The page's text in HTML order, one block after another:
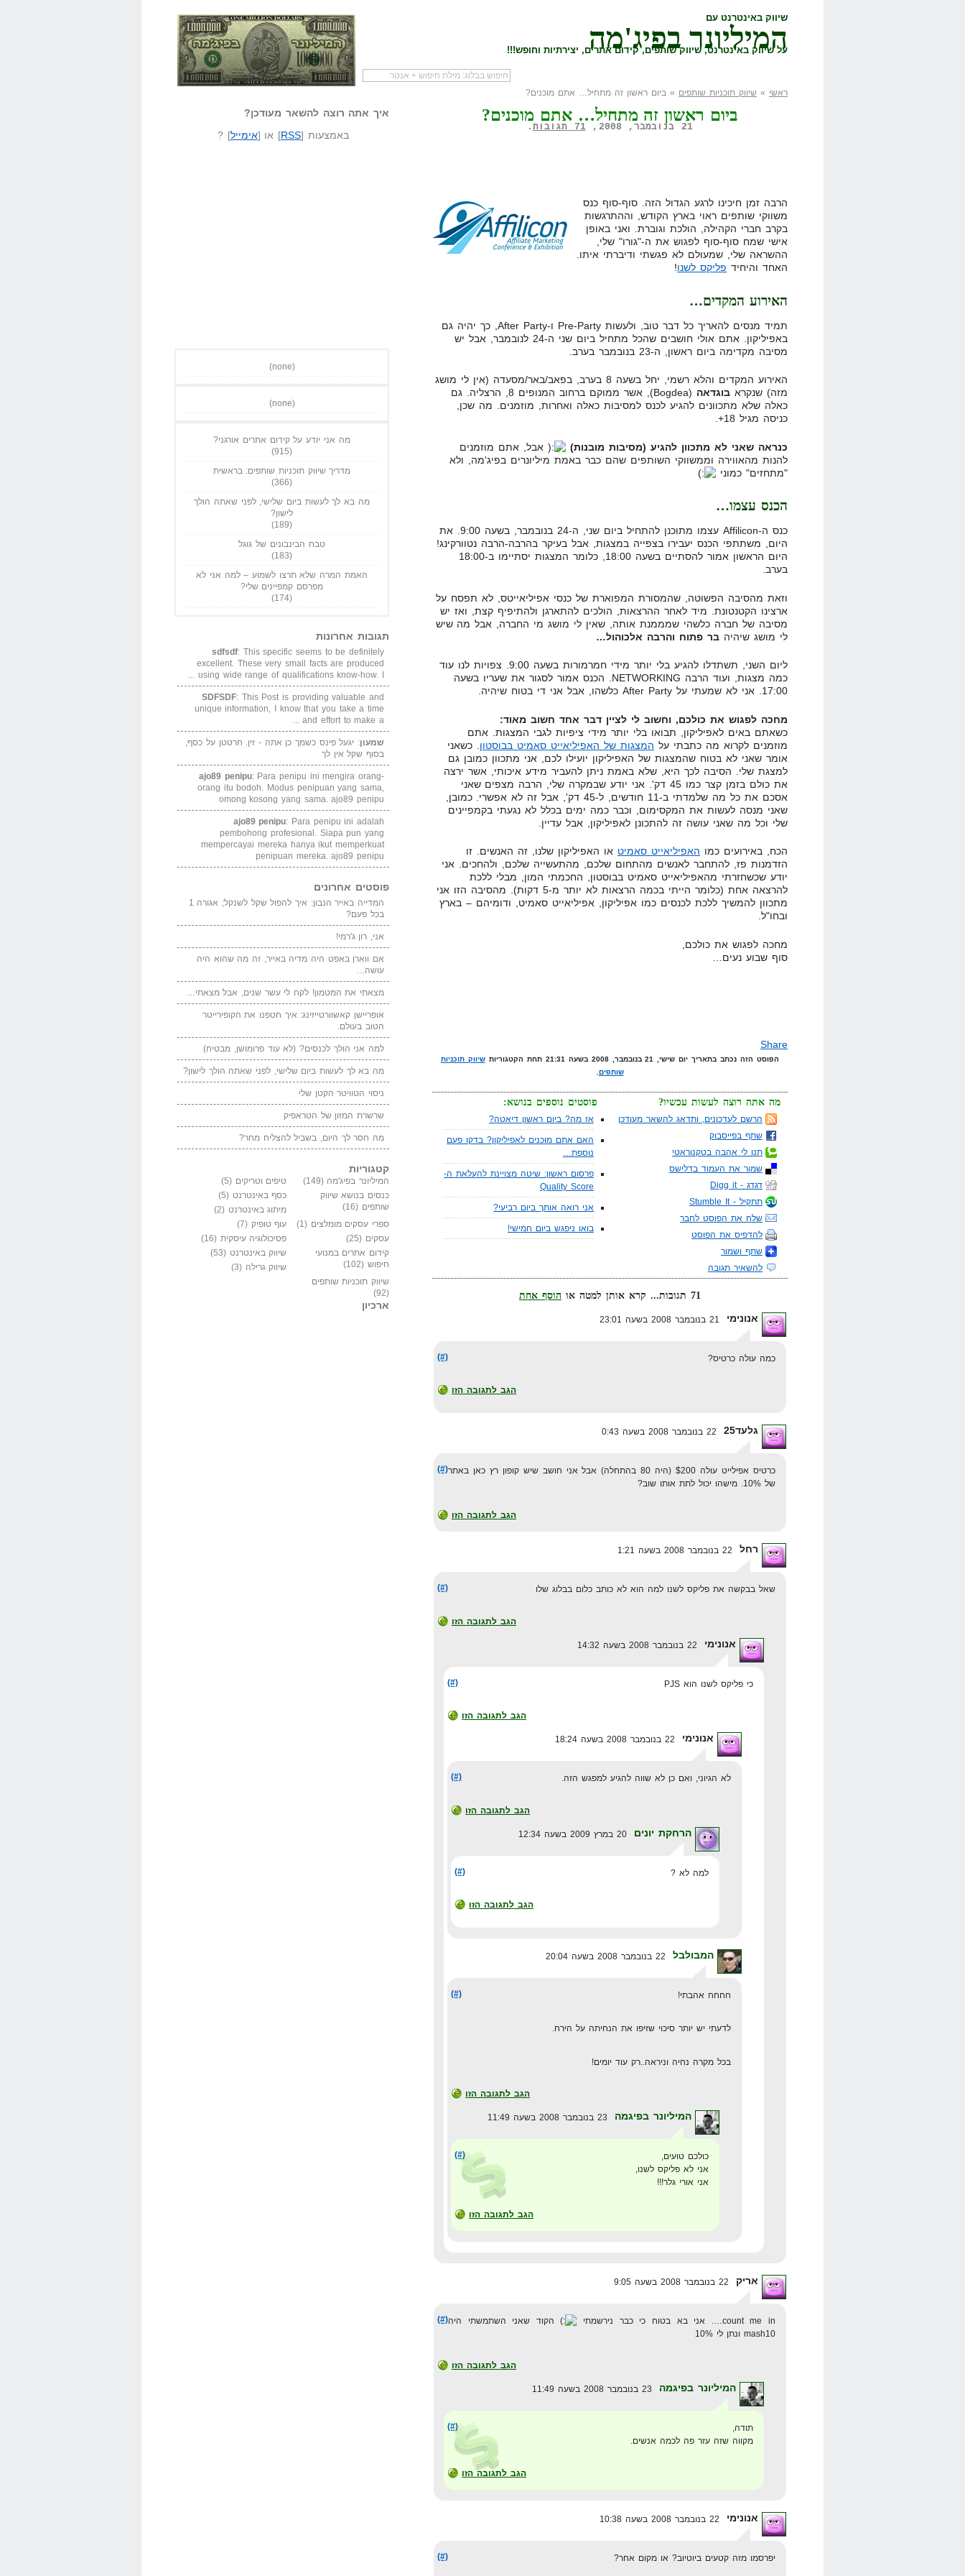
שיווק באינטרנט עם
המיליונר בפיג'מה
על שיווק באינטרנט, שיווק שותפים, קידום אתרים, יצירתיות וחופש!!!
שאל שאלה המיליונר בפיג'מה שיווק שותפים הבלוג
ראשי » שיווק תוכניות שותפים » ביום ראשון זה מתחיל… אתם מוכנים?
ביום ראשון זה מתחיל… אתם מוכנים?
21 בנובמבר, 2008, 71 תגובות .
הרבה זמן חיכינו לרגע הגדול הזה. סוף-סוף כנס
משווקי שותפים ראוי בארץ הקודש, וההתרגשות
בקרב חברי הקהילה, הולכת וגוברת. ואני באופן
אישי שמח סוף-סוף לפגוש את ה-"גורו" שלי,
ההשראה שלי, שמעולם לא פגשתי ודיברתי איתו.
האחד והיחיד פליקס לשנו!
האירוע המקדים…
תמיד מנסים להאריך כל דבר טוב, ולעשות Pre-Party ו-After Party, כך יהיה גם
באפיליקון. אתם אולי חושבים שהכל מתחיל ביום שני ה-24 לנובמבר, אבל יש
מסיבה מקדימה ביום ראשון, ה-23 בנובמבר בערב.
האירוע המקדים והלא רשמי, יחל בשעה 8 בערב, בפאב/באר/מסעדה (אין לי מושג
מזה) שנקרא בוגדאה
(Bogdea), אשר ממוקם ברחוב המנופים 8, הרצליה. גם
כאלה שלא מתכוונים להגיע לכנס למסיבות כאלה ואחרות, מוזמנים. מה שכן,
כניסה מגיל 18+.
כנראה שאני לא מתכוון להגיע (מסיבות מובנות)
אבל, אתם מוזמנים
להנות מהאווירה וממשווקי השותפים שהם כבר באמת מיליונרים בפיג'מה, ולא
"מתחזים" כמוני
הכנס עצמו…
כנס ה-Affilicon עצמו מתוכנן להתחיל ביום שני, ה-24 בנובמבר, בשעה 9:00. את
היום, משתתפי הכנס יעבירו בצפייה במצגות, אבל בעיקר בהרבה-הרבה נטוורקינג!
היום הראשון אמור להסתיים בשעה 18:00, כלומר המצגות יסתיימו ב-18:00
בערב.
וזאת מהסיבה הפשוטה, שהמסורת המפוארת של כנסי אפיליאייטס, לא תפסח על
ארצינו הקטנטונת. מיד לאחר ההרצאות, הולכים להתארגן ולהתיפיף קצת, ואז יש
מסיבה של חברה כלשהי שמממנת אותה, שאין לי מושג מי החברה, אבל מה שיש
לי מושג שיהיה בר פתוח והרבה אלכוהול…
ליום השני, תשתדלו להגיע בלי יותר מידי חמרמורות בשעה 9:00. צפויות לנו עוד
כמה מצגות, ועוד הרבה NETWORKING. הכנס אמור לסגור את שעריו בשעה
17:00. אני לא שמעתי על After Party כלשהו, אבל אני די בטוח שיהיה.
מחכה לפגוש את כולכם, וחשוב לי לציין דבר אחד חשוב מאוד:
כשאתם באים לאפיליקון, תבואו בלי יותר מידי ציפיות לגבי המצגות. אתם
מוזמנים לקרוא מה כתבתי על המצגות של האפיליאייט סאמיט בבוסטון . כשאני
אומר שאני לא בטוח שהמצגות של האפיליקון יועילו לכם, אני מתכוון כמובן גם
למצגת שלי. הסיבה לכך היא, שלא באמת ניתן להעביר מידע איכותי, אשר ירצה
את כולם בזמן קצר כמו 45 דק'. אני יודע שבמקרה שלי, הרבה מצפים שאני
אסכם את כל מה שלמדתי ב-11 חודשים, ל-45 דק', אבל זה לא אפשרי. כמובן,
שאני מנסה לעשות את המקסימום, וכבר כמה ימים בכלל לא נגעתי בקמפיינים
שלי וכל מה שאני עושה זה להתכונן לאפיליקון, אבל עדיין.
הכח, באירועים כמו האפיליאייט סאמיט או האפיליקון שלנו, זה האנשים. זו
הזדמנות פז, להתחבר לאנשים מהתחום שלכם, מהתעשייה שלכם, ולהחכים. אני
יודע שכשחזרתי מהאפיליאייט סאמיט בבוסטון, החכמתי המון, מבלי ללכת
להרצאה אחת (כלומר הייתי בכמה הרצאות לא יותר מ-5 דקות). מהסיבה הזו אני
מתכוון להמשיך ללכת לכנסים כמו אפיליקון, אפיליאייט סאמיט, ודומיהם – בארץ
ובחו"ל.
מחכה לפגוש את כולכם,
סוף שבוע נעים…
Share
הפוסט הזה נכתב בתאריך יום שישי, 21 בנובמבר, 2008 בשעה 21:31 תחת הקטגוריות
שיווק תוכניות
שותפים
פוסטים נוספים בנושא:
אז מה? ביום ראשון דיאטה?
האם אתם מוכנים לאפיליקון? בדקו פעם
נוספת…
פרסום ראשון: שיטה מצויינת להעלאת ה-
Quality Score
אני רואה אותך ביום רביעי?
בואו ניפגש ביום חמישי!
מה אתה רוצה לעשות עכשיו?
הרשם לעדכונים, ותדאג להשאר מעודכן
שתף בפייסבוק
תנו לי אהבה בטקנוראטי
שמור את העמוד בדלישס
דגדג - Digg it
תתקיל - Stumble It
שלח את הפוסט לחבר
להדפיס את הפוסט
שתף ושמור
להשאיר תגובה
71 תגובות... קרא אותן למטה או
הוסף אחת
אנונימי
(#) כמה עולה כרטיס?
הגב לתגובה הזו
גלעד25
(#)כרטיס אפילייט עולה $200 (היה 80 בהתחלה) אבל אני חושב שיש קופון רץ כאן באתר
של 10%. מישהו יכול לתת אותו שוב?
הגב לתגובה הזו
רחל
(#) שאל בבקשה את פליקס לשנו למה הוא לא כותב כלום בבלוג שלו
הגב לתגובה הזו
אנונימי
(#) כי פליקס לשנו הוא PJS
הגב לתגובה הזו
אנונימי
(#) לא הגיוני, ואם כן לא שווה להגיע למפגש הזה.
הגב לתגובה הזו
הרחקת יונים
(#) למה לא ?
הגב לתגובה הזו
המבולבל
(#) חחחח אהבתי!
לדעתי יש יותר סיכוי שזיפו את הנחיתה על הירח.
בכל מקרה נחיה וניראה..רק עוד יומים!
הגב לתגובה הזו
המיליונר בפיגמה
(#)
כולכם טועים,
אני לא פליקס לשנו,
אני אורי גלר!!!
הגב לתגובה הזו
אריק
(#) count me in…. אני בא בטוח כי כבר נירשמתי
הקוד שאני השתמשתי היה
mash10 ונתן לי 10%
הגב לתגובה הזו
המיליונר בפיגמה
(#)
תודה,
מקווה שזה עזר פה לכמה אנשים.
הגב לתגובה הזו
אנונימי
(#) יפרסמו מזה קטעים ביוטיוב? או מקום אחר?
איך אתה רוצה להשאר מעודכן?
באמצעות [RSS] או [אימייל] ?
(none)
(none)
מה אני יודע על קידום אתרים אורגני?
(915)
מדריך שיווק תוכניות שותפים: בראשית
(366)
מה בא לך לעשות ביום שלישי, לפני שאתה הולך
לישון?
(189)
טבח הבינבונים של גוגל
(183)
האמת המרה שלא תרצו לשמוע – למה אני לא
מפרסם קמפיינים שלי?
(174)
תגובות אחרונות
sdfsdf: This specific seems to be definitely
excellent. These very small facts are produced
using wide range of qualifications know-how. I ...
SDFSDF: This Post is providing valuable and
unique information, I know that you take a time
and effort to make a ...
שמעון: יגעל פינס כשמך כן אתה - זין. חרטטן על כסף,
בסוף שקל אין לך
ajo89 penipu: Para penipu ini mengira orang-
orang itu bodoh. Modus penipuan yang sama,
omong kosong yang sama. ajo89 penipu
ajo89 penipu: Para penipu ini adalah
pembohong profesional. Siapa pun yang
mempercayai mereka hanya ikut memperkuat
penipuan mereka. ajo89 penipu
פוסטים אחרונים
המדייה באייר הנבון: איך להפול שקל לשנקל; אגורה 1
בכל פעם?
אני, רון ג'רמי!
אם ווארן באפט היה מדיה באייר, זה מה שהוא היה
עושה…
מצאתי את המטמון! לקח לי עשר שנים, אבל מצאתי…
אופריישן קאשוורטייזינג: איך חטפנו את הקופירייטר
הטוב בעולם.
למה אני הולך לכנסים? (לא עוד פרומושן, מבטיח)
מה בא לך לעשות ביום שלישי, לפני שאתה הולך לישון?
ניסוי הטוויטר הקטן שלי
שרשרת המזון של הטראפיק
מה חסר לך היום, בשביל להצליח מחר?
קטגוריות
המיליונר בפיג'מה (149) טיפים וטריקים (5)
כנסים בנושא שיווק
שותפים (16)
כסף באינטרנט (5)
מיתוג באינטרנט (2)
ספרי עסקים מומלצים (1) עוף טופיק (7)
עסקים (25) פסיכולוגיה עיסקית (16)
קידום אתרים במנועי
חיפוש (102)
שיווק באינטרנט (53)
שיווק גרילה (3)
שיווק תוכניות שותפים
(92)
ארכיון